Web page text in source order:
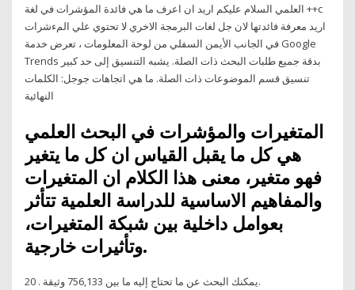
العلمي السلام عليكم اريد ان اعرف ما هي فائدة المؤشرات في لغة ++c
اريد معرفة فائدتها لان جل لغات البرمجة الاخري لا تحتوي علي المءشرات
في الجانب الأيمن السفلي من لوحة المعلومات ، تعرض خدمة Google
Trends بدقة جميع طلبات البحث ذات الصلة. يشبه التنسيق إلى حد كبير
تنسيق قسم الموضوعات ذات الصلة. ما هي اتجاهات جوجل: الكلمات
النهائية
المتغيرات والمؤشرات في البحث العلمي
هي كل ما يقبل القياس ان كل ما يتغير
فهو متغير، معنى هذا الكلام ان المتغيرات
والمفاهيم الاساسية للدراسة العلمية تتأثر
بعوامل داخلية بين شبكة المتغيرات،
وتأثيرات خارجية.
يمكنك البحث عن ما تحتاج إليه ما بين 756,133 وثيقة . 20.